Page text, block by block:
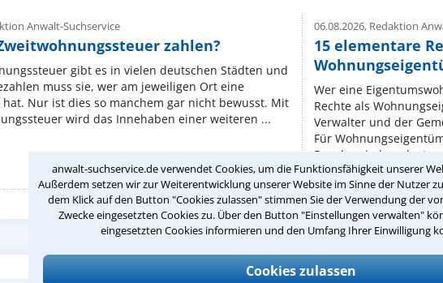
anwalt-suchservice.de verwendet Cookies, um die Funktionsfähigkeit unserer
Außerdem setzen wir zur Weiterentwicklung unserer Website im Sinne der Nutzer
dem Klick auf den Button "Cookies zulassen" stimmen Sie der Verwendung der
Zwecke eingesetzten Cookies zu. Über den Button "Einstellungen verwalten"
eingesetzten Cookies informieren und den Umfang Ihrer Einwilligung
Cookies zulassen
Anwalt-Suchservice
zahlen?
gibt es in vielen deutschen Städten und
muss sie, wer am jeweiligen Ort eine
Nur ist dies so manchem gar nicht bewusst. Mit
wird das Innehaben einer weiteren ...
06.08.2026,Redaktion
15 elementare
Wer eine
Rechte als
Verwalter und der
Für
Regeln, niedergelegt ...
Teste Dein Rechtswissen